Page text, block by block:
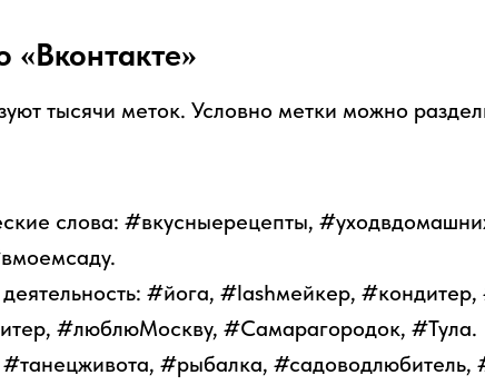
«Вконтакте»
тысячи меток. Условно метки можно
слова: #вкусныерецепты,
#йога, #lashмейкер,
#люблюМоскву, #Самарагородок, #Тула.
#рыбалка, #садоводлюбитель,